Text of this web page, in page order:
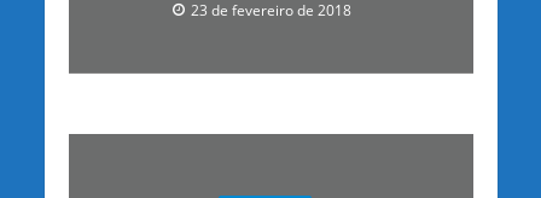
23 de fevereiro de 2018